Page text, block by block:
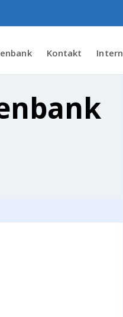
Kontakt Intern